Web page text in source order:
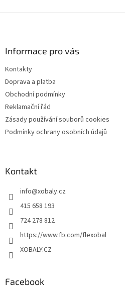
Informace pro vás
Kontakty
Doprava a platba
Obchodní podmínky
Reklamační řád
Zásady používání souborů cookies
Podmínky ochrany osobních údajů
Kontakt
info@xobaly.cz
415 658 193
724 278 812
https://www.fb.com/flexobal
XOBALY.CZ
Facebook